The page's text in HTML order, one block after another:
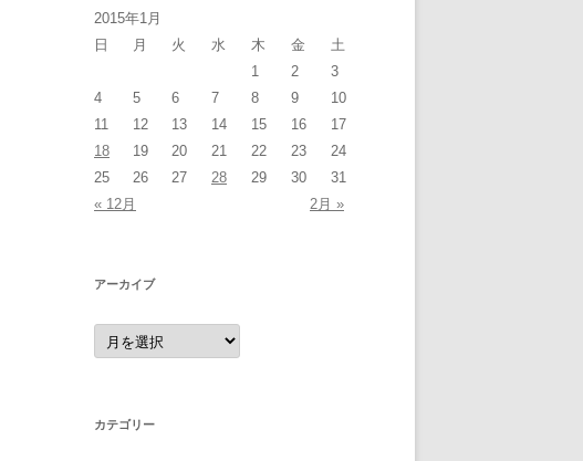
2015年1月
日
月 火 水 木 金
土
1
2
3
4
5 6 7 8 9
10
11
12 13 14 15 16
17
18
19 20 21 22 23
24
25
26 27 28 29 30
31
« 12月
2月 »
アーカイブ
ア
ー
カ
カテゴリー